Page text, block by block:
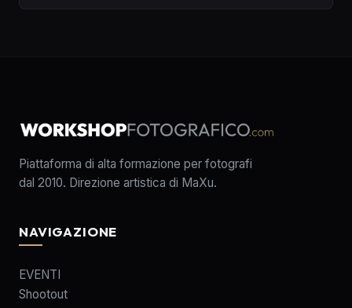
Piattaforma di alta formazione per fotografi
dal 2010. Direzione artistica di MaXu.
NAVIGAZIONE
EVENTI
Shootout